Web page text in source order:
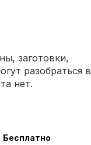
заготовки,
разобраться в
нет.
Бесплатно